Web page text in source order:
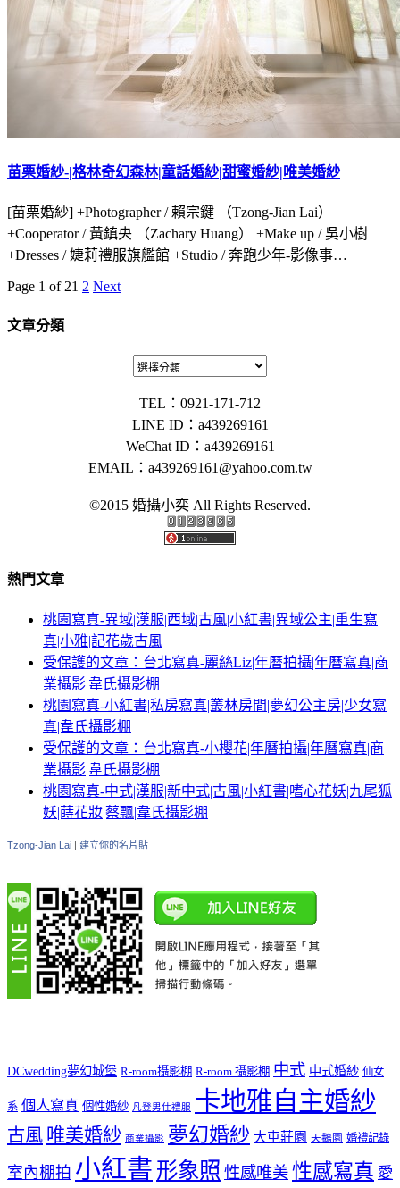
苗栗婚紗-|格林奇幻森林|童話婚紗|甜蜜婚紗|唯美婚紗
[苗栗婚紗] +Photographer / 賴宗鍵 （Tzong-Jian Lai）
+Cooperator / 黃鎮央 （Zachary Huang） +Make up / 吳小樹
+Dresses / 婕莉禮服旗艦館 +Studio / 奔跑少年-影像事…
Page 1 of 21 2 Next
文章分類
TEL：0921-171-712
LINE ID：a439269161
WeChat ID：a439269161
EMAIL： a439269161@yahoo.com.tw
©2015 婚攝小奕 All Rights Reserved.
熱門文章
桃園寫真-異域|漢服|西域|古風|小紅書|異域公主|重生寫
真|小雅|記花歲古風
受保護的文章：台北寫真-麗絲Liz|年曆拍攝|年曆寫真|商
業攝影|韋氏攝影棚
桃園寫真-小紅書|私房寫真|叢林房間|夢幻公主房|少女寫
真|韋氏攝影棚
受保護的文章：台北寫真-小櫻花|年曆拍攝|年曆寫真|商
業攝影|韋氏攝影棚
桃園寫真-中式|漢服|新中式|古風|小紅書|嗜心花妖|九尾狐
妖|蒔花妝|蔡飄|韋氏攝影棚
Tzong-Jian Lai 建立你的名片貼
DCwedding夢幻城堡 R-room攝影棚 R-room 攝影棚 中式 中式婚紗 仙女
系 個人寫真 個性婚紗 凡登男仕禮服 卡地雅自主婚紗
古風 唯美婚紗 商業攝影 夢幻婚紗 大屯莊園 天鵝園 婚禮記錄
室內棚拍 小紅書 形象照 性感唯美 性感寫真 愛